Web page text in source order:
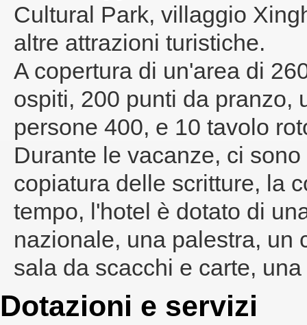
Cultural Park, villaggio
altre attrazioni turistiche.
A copertura di un'area di
ospiti, 200 punti da pranzo,
persone 400, e 10 tavolo
Durante le vacanze, ci
copiatura delle scritture, la
tempo, l'hotel è dotato di
nazionale, una palestra, un
sala da scacchi e carte,
Dotazioni e servizi